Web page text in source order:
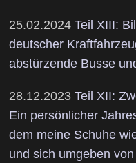
25.02.2024 Teil XIII:
deutscher
abstürzende Busse
28.12.2023 Teil XII:
Ein persönlicher
dem meine Schuhe
und sich umgeben